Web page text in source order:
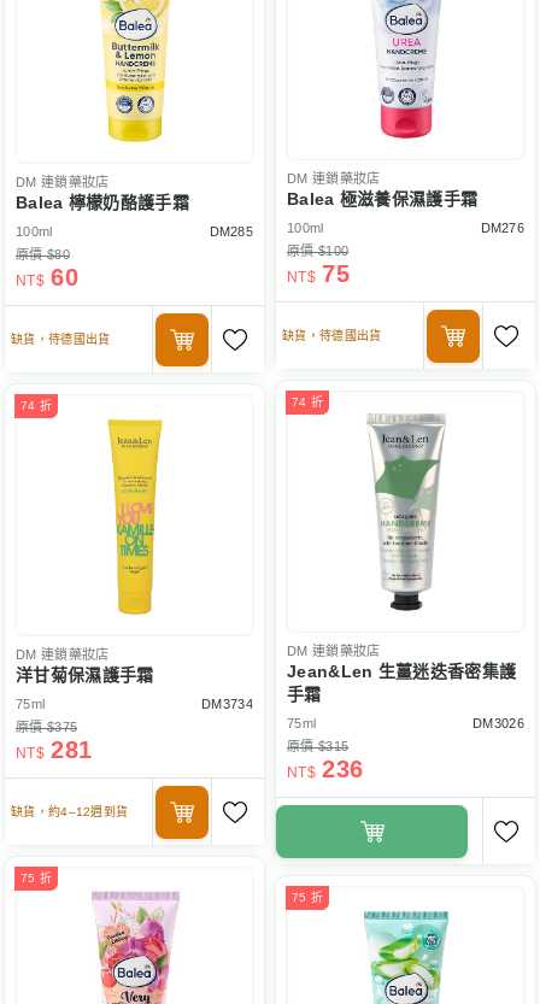
DM 連鎖藥妝店
Balea 極滋養保濕護手霜
100ml
DM276
原價 $100
NT$ 75
缺貨，待德國出貨
DM 連鎖藥妝店
Balea 檸檬奶酪護手霜
100ml
DM285
原價 $80
NT$ 60
缺貨，待德國出貨
74 折
DM 連鎖藥妝店
Jean&Len 生薑迷迭香密集護
手霜
75ml
DM3026
原價 $315
NT$ 236
74 折
DM 連鎖藥妝店
洋甘菊保濕護手霜
75ml
DM3734
原價 $375
NT$ 281
缺貨，約4–12週到貨
75 折
75 折